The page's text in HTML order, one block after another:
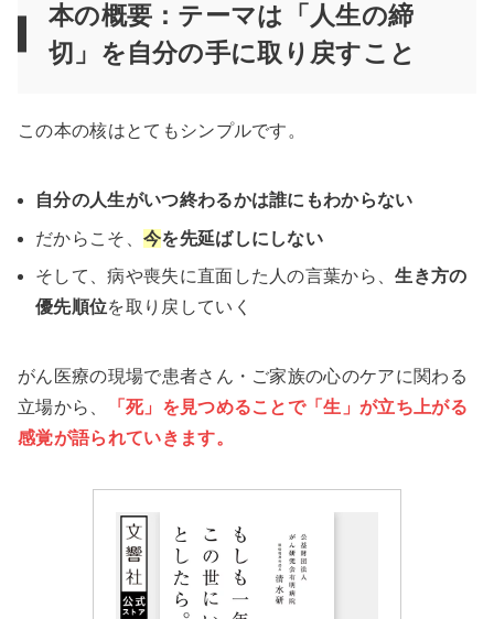
本の概要：テーマは「人生の締
切」を自分の手に取り戻すこと
この本の核はとてもシンプルです。
自分の人生がいつ終わるかは誰にもわからない
だからこそ、 今を先延ばしにしない
そして、病や喪失に直面した人の言葉から、生き方の
優先順位を取り戻していく
がん医療の現場で患者さん・ご家族の心のケアに関わる
立場から、
「死」を見つめることで「生」が立ち上がる
感覚が語られていきます。